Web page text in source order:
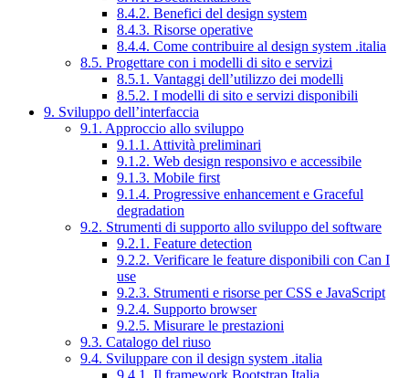
8.4.2. Benefici del design system
8.4.3. Risorse operative
8.4.4. Come contribuire al design system .italia
8.5. Progettare con i modelli di sito e servizi
8.5.1. Vantaggi dell’utilizzo dei modelli
8.5.2. I modelli di sito e servizi disponibili
9. Sviluppo dell’interfaccia
9.1. Approccio allo sviluppo
9.1.1. Attività preliminari
9.1.2. Web design responsivo e accessibile
9.1.3. Mobile first
9.1.4. Progressive enhancement e Graceful
degradation
9.2. Strumenti di supporto allo sviluppo del software
9.2.1. Feature detection
9.2.2. Verificare le feature disponibili con Can I
use
9.2.3. Strumenti e risorse per CSS e JavaScript
9.2.4. Supporto browser
9.2.5. Misurare le prestazioni
9.3. Catalogo del riuso
9.4. Sviluppare con il design system .italia
9.4.1. Il framework Bootstrap Italia